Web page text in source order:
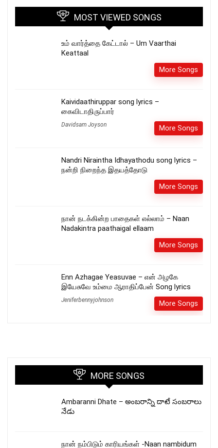
MOST VIEWED SONGS
உம் வார்த்தை கேட்டால் – Um Vaarthai
Keattaal
More Songs
Kaividaathiruppar song lyrics –
கைவிடாதிருப்பார்
Davidsam Joyson More Songs
Nandri Niraintha Idhayathodu song lyrics –
நன்றி நிறைந்த இதயத்தோடு
More Songs
நான் நடக்கின்ற பாதைகள் எல்லாம் – Naan
Nadakintra paathaigal ellaam
More Songs
Enn Azhagae Yeasuvae – என் அழகே
இயேசுவே உம்மை ஆராதிப்பேன் Song lyrics
Jeniferbennyjohnson More Songs
MORE SONGS
Ambaranni Dhate – అంబరాన్ని దాటే సంబరాలు
నేడు
நான் நம்பிடும் காரியங்கள் -Naan nambidum